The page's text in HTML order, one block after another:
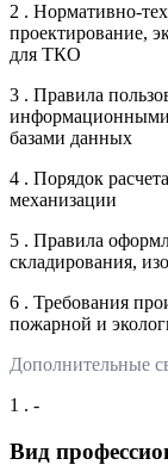
2 . Нормативно-
проектирование,
для ТКО
3 . Правила
базами данных
4 . Порядок
механизации
5 . Правила
складирования,
6 . Требования
пожарной и
Дополнительные
1 . -
Вид